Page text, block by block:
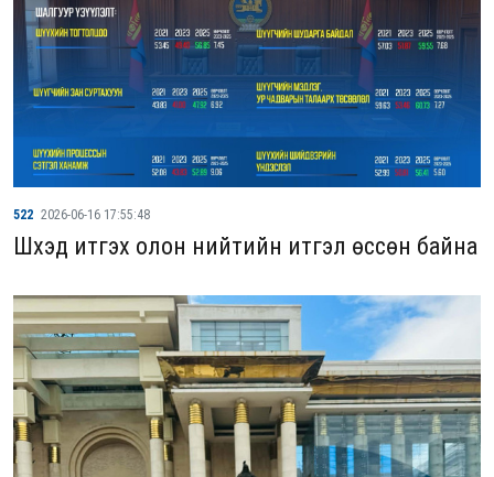
522 2026-06-16 17:55:48
Шүүхэд итгэх олон нийтийн итгэл өссөн байна